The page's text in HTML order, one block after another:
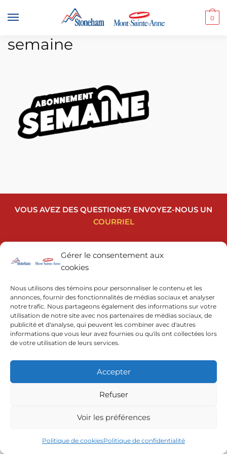
Gérer le consentement aux
cookies
Nous utilisons des témoins pour personnaliser le contenu et les
annonces, fournir des fonctionnalités de médias sociaux et analyser
notre trafic. Nous partageons également des informations sur votre
utilisation de notre site avec nos partenaires de médias sociaux, de
publicité et d'analyse, qui peuvent les combiner avec d'autres
informations que vous leur avez fournies ou qu'ils ont collectées lors
de votre utilisation de leurs services.
Accepter
Refuser
Voir les préférences
Politique de cookiesPolitique de confidentialité
0
semaine
VOUS AVEZ DES QUESTIONS? ENVOYEZ-NOUS UN
COURRIEL
© 2022 | Resorts of the Canadian Rockies